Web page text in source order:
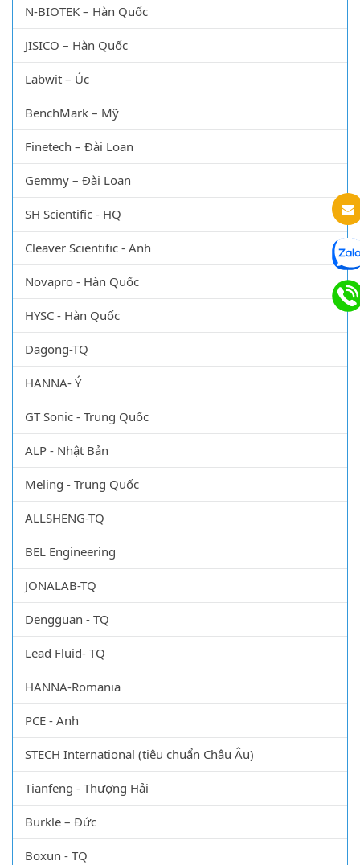
N-BIOTEK – Hàn Quốc
JISICO – Hàn Quốc
Labwit – Úc
BenchMark – Mỹ
Finetech – Đài Loan
Gemmy – Đài Loan
SH Scientific - HQ
Cleaver Scientific - Anh
Novapro - Hàn Quốc
HYSC - Hàn Quốc
Dagong-TQ
HANNA- Ý
GT Sonic - Trung Quốc
ALP - Nhật Bản
Meling - Trung Quốc
ALLSHENG-TQ
BEL Engineering
JONALAB-TQ
Dengguan - TQ
Lead Fluid- TQ
HANNA-Romania
PCE - Anh
STECH International (tiêu chuẩn Châu Âu)
Tianfeng - Thượng Hải
Burkle – Đức
Boxun - TQ